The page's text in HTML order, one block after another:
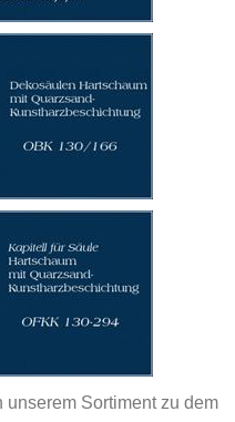
Sortiment zu dem